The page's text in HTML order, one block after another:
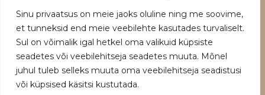
Sinu privaatsus on meie jaoks oluline ning me soovime,
et tunneksid end meie veebilehte kasutades turvaliselt.
Sul on võimalik igal hetkel oma valikuid küpsiste
seadetes või veebilehitseja seadetes muuta. Mõnel
juhul tuleb selleks muuta oma veebilehitseja seadistusi
või küpsised käsitsi kustutada.
Müügitingimused ja privaatsuspoliitika
Copyright © 2026 | Powered by Vääna Tallid